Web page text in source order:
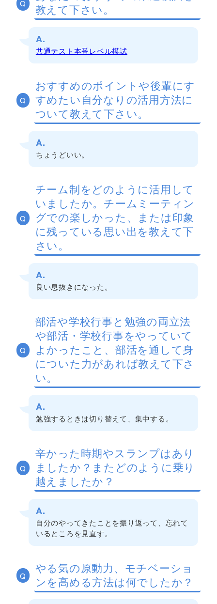
Q
教えて下さい。
A.
共通テスト本番レベル模試
Q
おすすめのポイントや後輩にす
すめたい自分なりの活用方法に
ついて教えて下さい。
A.
ちょうどいい。
Q
チーム制をどのように活用して
いましたか。チームミーティン
グでの楽しかった、または印象
に残っている思い出を教えて下
さい。
A.
良い息抜きになった。
Q
部活や学校行事と勉強の両立法
や部活・学校行事をやっていて
よかったこと、部活を通して身
についた力があれば教えて下さ
い。
A.
勉強するときは切り替えて、集中する。
Q
辛かった時期やスランプはあり
ましたか？またどのように乗り
越えましたか？
A.
自分のやってきたことを振り返って、忘れて
いるところを見直す。
Q
やる気の原動力、モチベーショ
ンを高める方法は何でしたか？